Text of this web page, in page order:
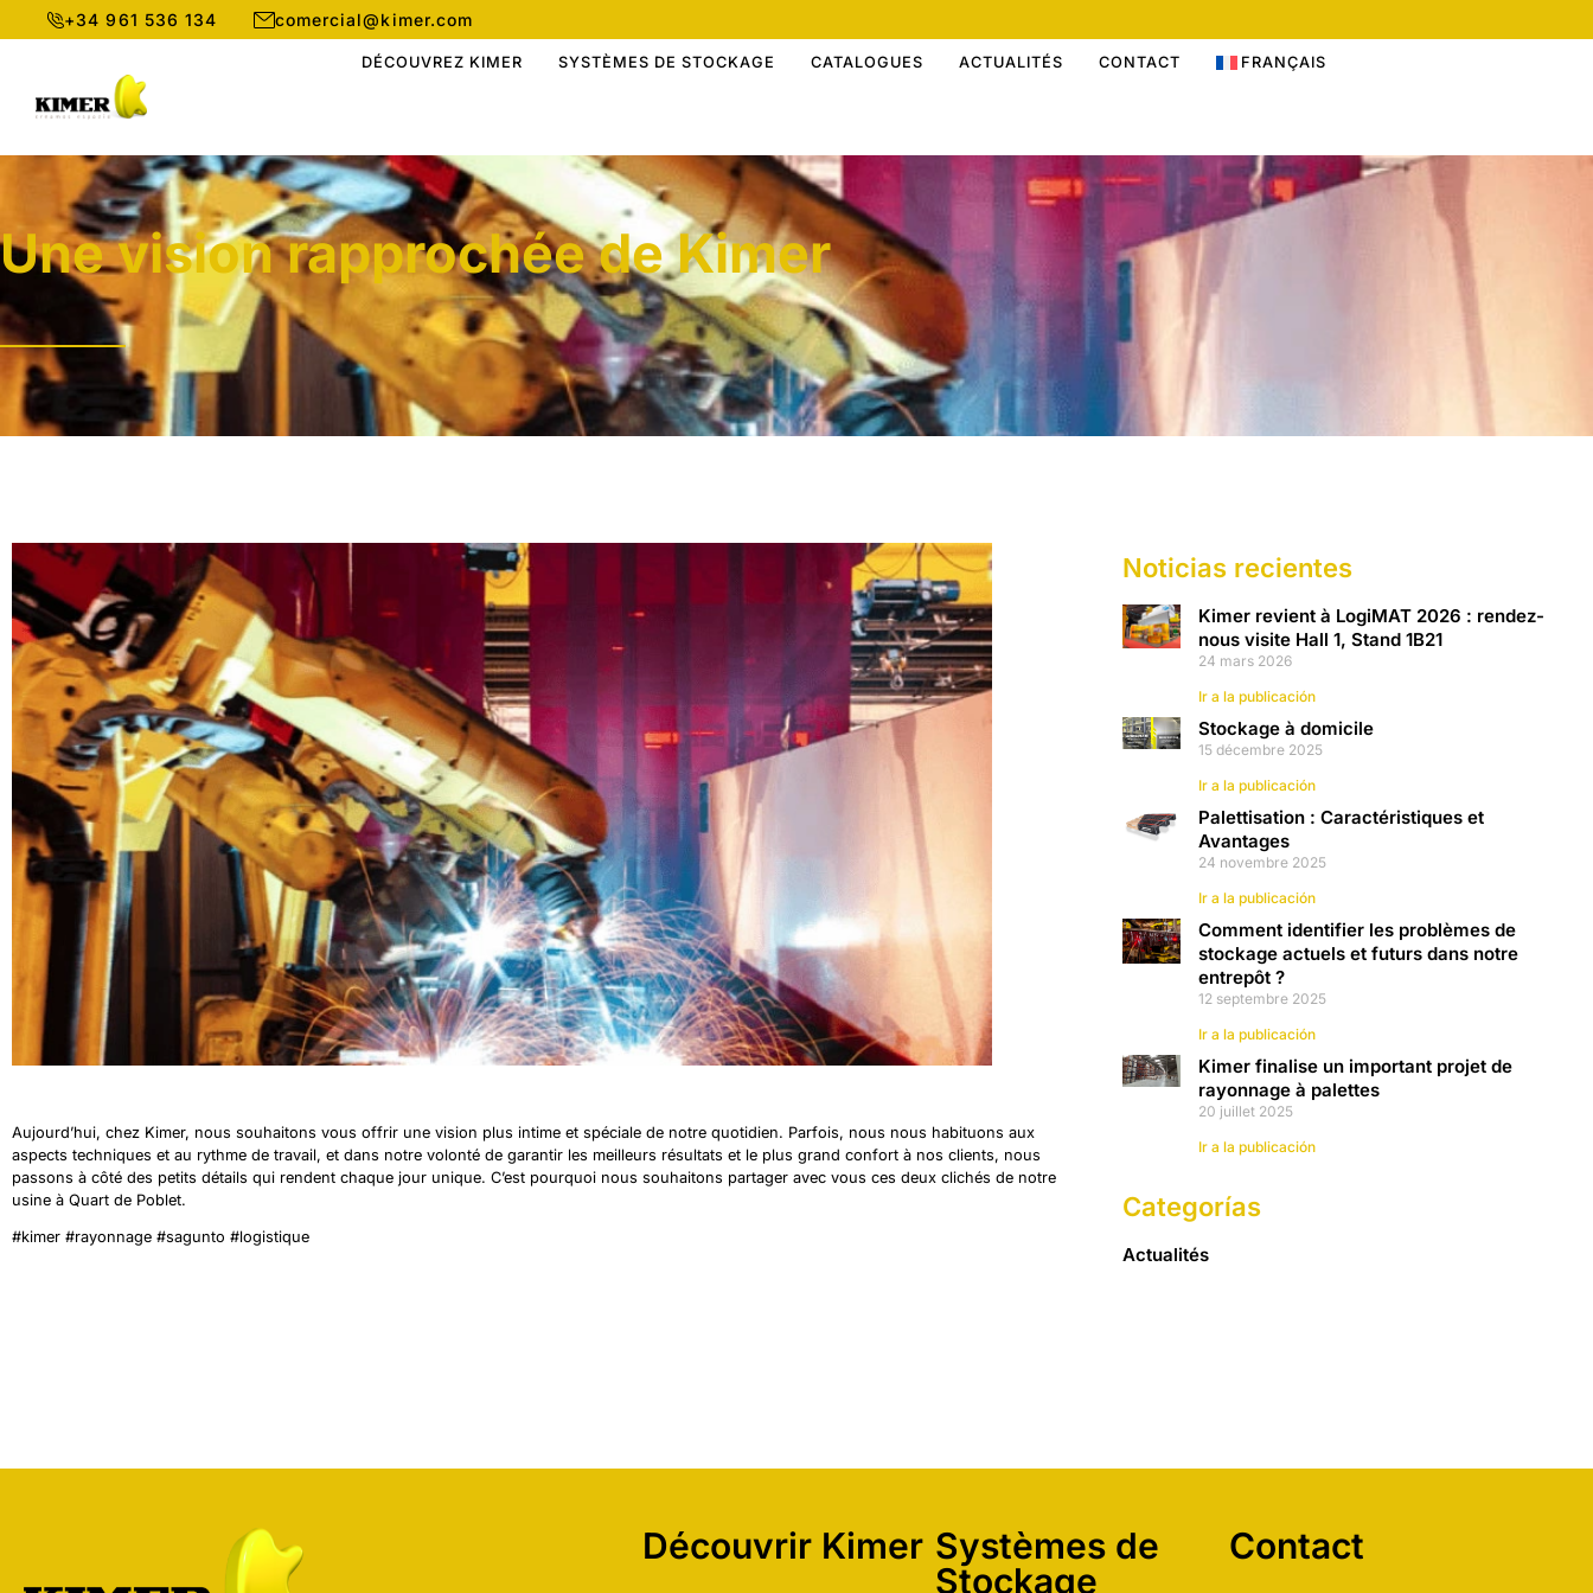
+34 961 536 134 comercial@kimer.com
DÉCOUVREZ KIMER SYSTÈMES DE STOCKAGE CATALOGUES ACTUALITÉS CONTACT FRANÇAIS
Une vision rapprochée de Kimer
Aujourd’hui, chez Kimer, nous souhaitons vous offrir une vision plus intime et spéciale de notre quotidien. Parfois, nous nous habituons aux
aspects techniques et au rythme de travail, et dans notre volonté de garantir les meilleurs résultats et le plus grand confort à nos clients, nous
passons à côté des petits détails qui rendent chaque jour unique. C’est pourquoi nous souhaitons partager avec vous ces deux clichés de notre
usine à Quart de Poblet.
#kimer #rayonnage #sagunto #logistique
Noticias recientes
Kimer revient à LogiMAT 2026 : rendez-
nous visite Hall 1, Stand 1B21
24 mars 2026
Ir a la publicación
Stockage à domicile
15 décembre 2025
Ir a la publicación
Palettisation : Caractéristiques et
Avantages
24 novembre 2025
Ir a la publicación
Comment identifier les problèmes de
stockage actuels et futurs dans notre
entrepôt ?
12 septembre 2025
Ir a la publicación
Kimer finalise un important projet de
rayonnage à palettes
20 juillet 2025
Ir a la publicación
Categorías
Actualités
Découvrir Kimer Systèmes de
Stockage
Contact